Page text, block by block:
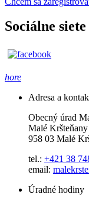
Sociálne siete
hore
Adresa a
Obecný úrad
Malé
958 03 Malé
tel.: +421 38
email:
Úradné hodiny